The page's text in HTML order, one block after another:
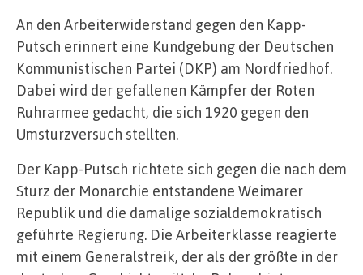
An den Arbeiterwiderstand gegen den Kapp-
Putsch erinnert eine Kundgebung der Deutschen
Kommunistischen Partei (DKP) am Nordfriedhof.
Dabei wird der gefallenen Kämpfer der Roten
Ruhrarmee gedacht, die sich 1920 gegen den
Umsturzversuch stellten.
Der Kapp-Putsch richtete sich gegen die nach dem
Sturz der Monarchie entstandene Weimarer
Republik und die damalige sozialdemokratisch
geführte Regierung. Die Arbeiterklasse reagierte
mit einem Generalstreik, der als der größte in der